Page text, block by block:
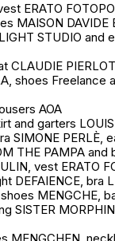
ERATO
MAISON
STUDIO and
CLAUDIE
shoes Freelance
AOA
and garters
SIMONE PERLÈ,
THE PAMPA and
vest ERATO
DEFAIENCE, bra
MENGCHE,
SISTER